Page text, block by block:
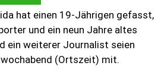
hat einen 19-Jährigen gefasst,
und ein neun Jahre altes
ein weiterer Journalist seien
(Ortszeit) mit.